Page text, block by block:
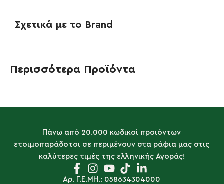
Σχετικά με το Brand
Περισσότερα Προϊόντα
Πάνω από 20.000 κωδικοί προιόντων
ετοιμοπαράδοτοι σε περιμένουν στα ράφια μας στις
καλύτερες τιμές της ελληνικής Αγοράς!
Αρ. Γ.Ε.ΜΗ.: 058634304000